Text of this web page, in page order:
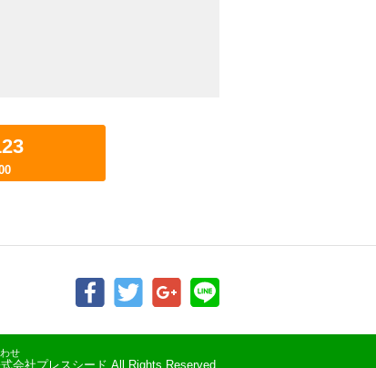
せ
会社プレスシード All Rights Reserved.